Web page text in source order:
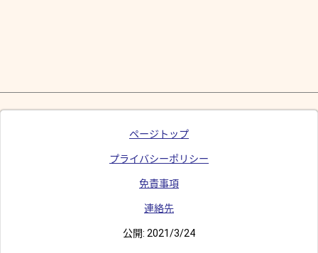
ページトップ
プライバシーポリシー
免責事項
連絡先
公開: 2021/3/24